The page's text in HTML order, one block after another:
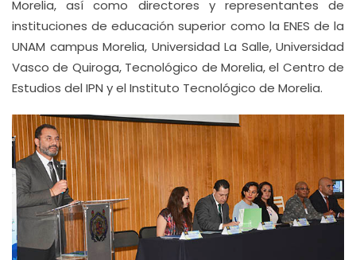
Morelia, así como directores y representantes de
instituciones de educación superior como la ENES de la
UNAM campus Morelia, Universidad La Salle, Universidad
Vasco de Quiroga, Tecnológico de Morelia, el Centro de
Estudios del IPN y el Instituto Tecnológico de Morelia.